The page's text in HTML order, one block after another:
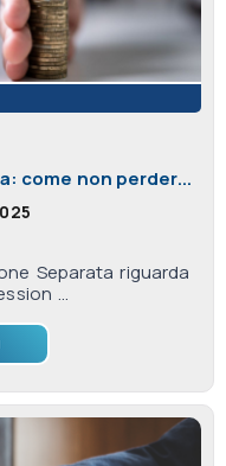
come non perder...
Separata riguarda
...